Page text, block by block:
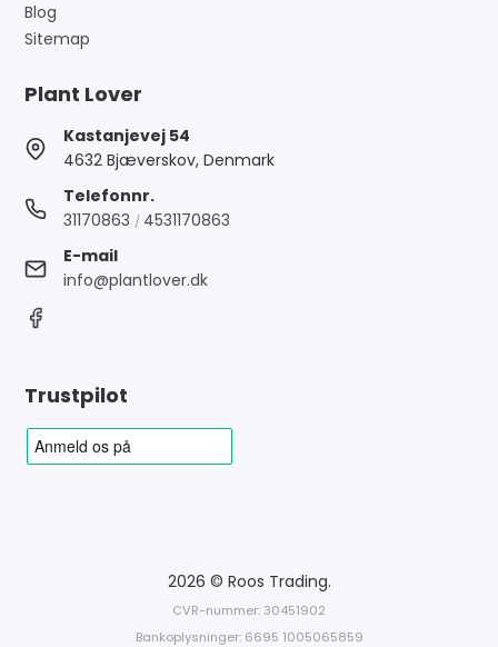
Blog
Sitemap
Plant Lover
Kastanjevej 54
4632 Bjæverskov, Denmark
Telefonnr.
31170863 / 4531170863
E-mail
info@plantlover.dk
Trustpilot
2026 © Roos Trading.
CVR-nummer: 30451902
Bankoplysninger: 6695 1005065859